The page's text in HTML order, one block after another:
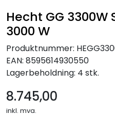
Hecht GG
3000 W
Produktnummer:
EAN: 8595614930550
Lagerbeholdning: 4 stk.
8.745,00
inkl. mva.
Kampanje
Kataloger